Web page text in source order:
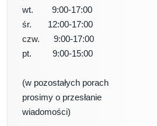
wt. 9:00-17:00
śr. 12:00-17:00
czw. 9:00-17:00
pt. 9:00-15:00
(w pozostałych porach
prosimy o przesłanie
wiadomości)